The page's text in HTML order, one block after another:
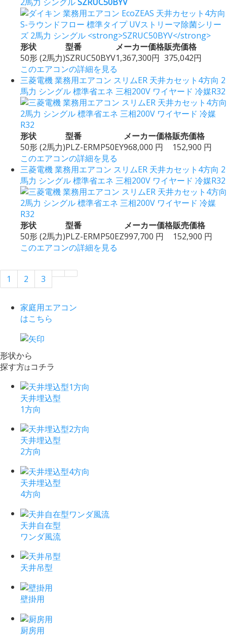
形状 型番 メーカー価格販売価格
50形 (2馬力)SZRUC50BYV1,367,300円 375,042円
このエアコンの詳細を見る
三菱電機 業務用エアコン スリムER 天井カセット4方向 2
馬力 シングル 標準省エネ 三相200V ワイヤード 冷媒R32
形状 型番 メーカー価格販売価格
50形 (2馬力)PLZ-ERMP50EY968,000 円
152,900 円
このエアコンの詳細を見る
三菱電機 業務用エアコン スリムER 天井カセット4方向 2
馬力 シングル 標準省エネ 三相200V ワイヤード 冷媒R32
形状 型番 メーカー価格販売価格
50形 (2馬力)PLZ-ERMP50EZ997,700 円
152,900 円
このエアコンの詳細を見る
1 2 3
家庭用エアコン
はこちら
形状から
探す方はコチラ
天井埋込型
1方向
天井埋込型
2方向
天井埋込型
4方向
天井自在型
ワンダ風流
天井吊型
壁掛用
厨房用